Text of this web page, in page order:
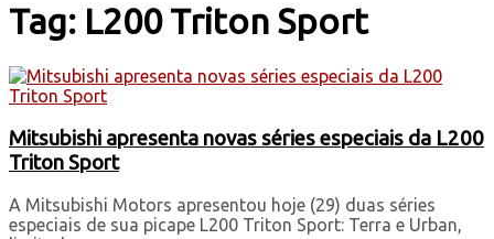
Tag: L200 Triton Sport
Mitsubishi apresenta novas séries especiais da L200
Triton Sport
A Mitsubishi Motors apresentou hoje (29) duas séries
especiais de sua picape L200 Triton Sport: Terra e Urban,